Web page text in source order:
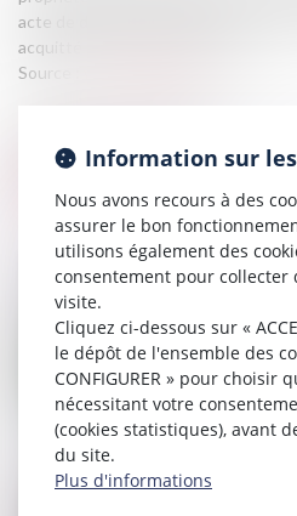
Source :
acte de donation-partage aux
acquitté les droits de mutation...
Assurance vie,
donation indirecte :
toujours aussi
08AOÛT
17JUIL.
Information sur
Nous avons recours à des
assurer le bon
utilisons également des
consentement pour collecter
visite.
Cliquez ci-dessous sur «
le dépôt de l'ensemble des
CONFIGURER » pour choisir
nécessitant votre
(cookies statistiques), avant
du site.
Plus d'informations